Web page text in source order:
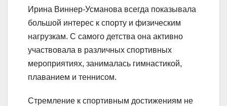
Ирина Виннер-Усманова всегда показывала
большой интерес к спорту и физическим
нагрузкам. С самого детства она активно
участвовала в различных спортивных
мероприятиях, занималась гимнастикой,
плаванием и теннисом.
Стремление к спортивным достижениям не